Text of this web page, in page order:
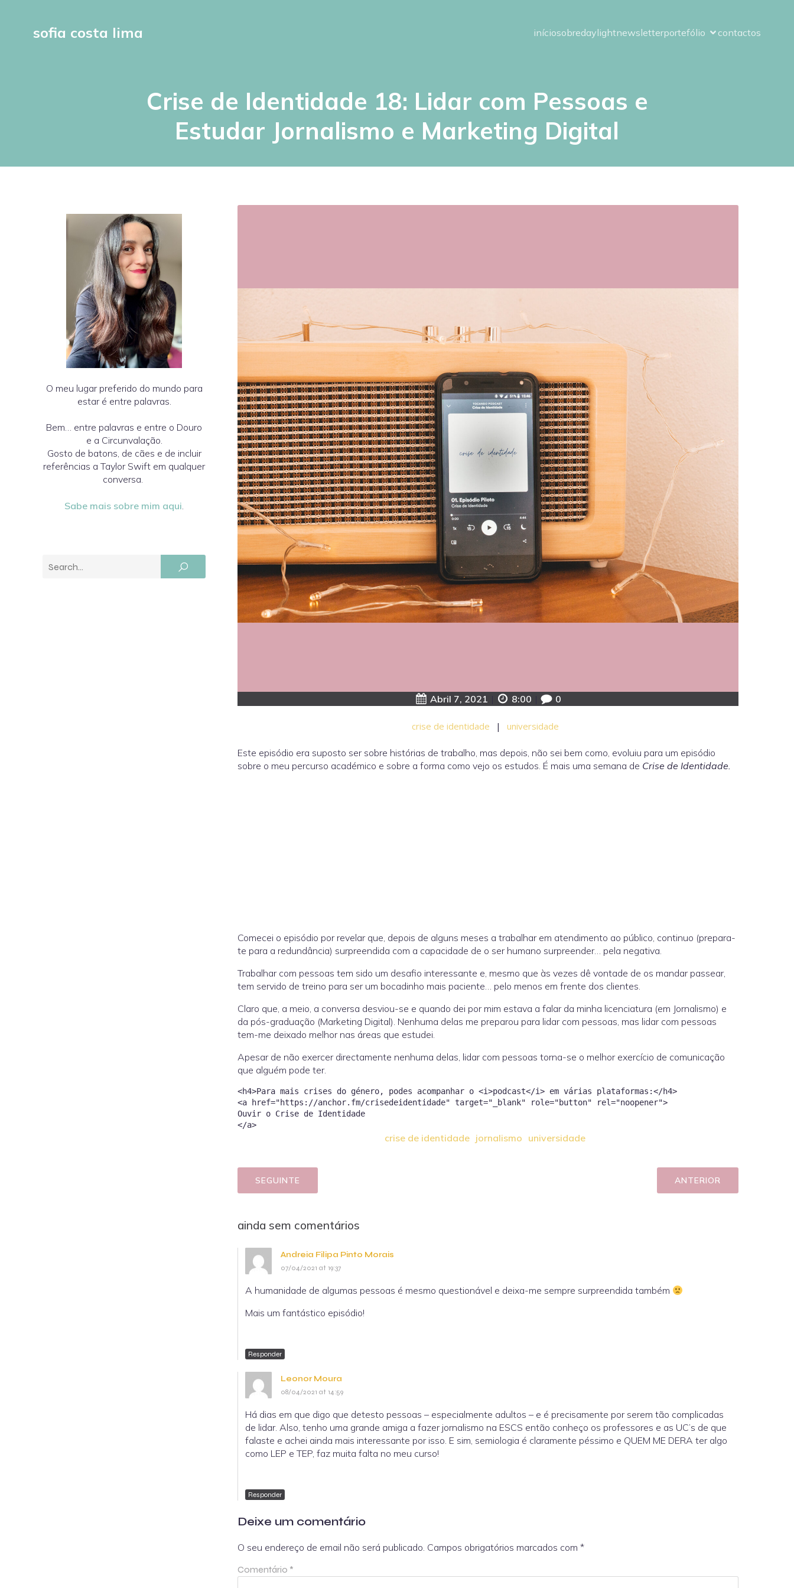
sofia costa lima iníciosobredaylightnewsletterportefólio contactos
Crise de Identidade 18: Lidar com Pessoas e
Estudar Jornalismo e Marketing Digital
O meu lugar preferido do mundo para
estar é entre palavras.
Bem… entre palavras e entre o Douro
e a Circunvalação.
Gosto de batons, de cães e de incluir
referências a Taylor Swift em qualquer
conversa.
Sabe mais sobre mim aqui.
Abril 7, 2021 8:00 0
crise de identidade | universidade
Este episódio era suposto ser sobre histórias de trabalho, mas depois, não sei bem como, evoluiu para um episódio
sobre o meu percurso académico e sobre a forma como vejo os estudos. É mais uma semana de Crise de Identidade.
Comecei o episódio por revelar que, depois de alguns meses a trabalhar em atendimento ao público, continuo (prepara-
te para a redundância) surpreendida com a capacidade de o ser humano surpreender… pela negativa.
Trabalhar com pessoas tem sido um desafio interessante e, mesmo que às vezes dê vontade de os mandar passear,
tem servido de treino para ser um bocadinho mais paciente… pelo menos em frente dos clientes.
Claro que, a meio, a conversa desviou-se e quando dei por mim estava a falar da minha licenciatura (em Jornalismo) e
da pós-graduação (Marketing Digital). Nenhuma delas me preparou para lidar com pessoas, mas lidar com pessoas
tem-me deixado melhor nas áreas que estudei.
Apesar de não exercer directamente nenhuma delas, lidar com pessoas torna-se o melhor exercício de comunicação
que alguém pode ter.
<h4>Para mais crises do género, podes acompanhar o <i>podcast</i> em várias plataformas:</h4>
<a href="https://anchor.fm/crisedeidentidade" target="_blank" role="button" rel="noopener">
Ouvir o Crise de Identidade
crise de identidade jornalismo universidade
SEGUINTE ANTERIOR
ainda sem comentários
Andreia Filipa Pinto Morais
07/04/2021 at 19:37
A humanidade de algumas pessoas é mesmo questionável e deixa-me sempre surpreendida também
Mais um fantástico episódio!
Responder
Leonor Moura
08/04/2021 at 14:59
Há dias em que digo que detesto pessoas – especialmente adultos – e é precisamente por serem tão complicadas
de lidar. Also, tenho uma grande amiga a fazer jornalismo na ESCS então conheço os professores e as UC’s de que
falaste e achei ainda mais interessante por isso. E sim, semiologia é claramente péssimo e QUEM ME DERA ter algo
como LEP e TEP, faz muita falta no meu curso!
Responder
Deixe um comentário
O seu endereço de email não será publicado. Campos obrigatórios marcados com *
Comentário *